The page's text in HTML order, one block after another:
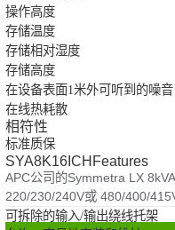
操作高度
存储温度
存储相对湿度
存储高度
在设备表面1米外可听到的噪音
在线热耗散
相符性
标准质保
SYA8K16ICHFeatures
APC公司的Symmetra LX
220/230/240V或 480/400/
可拆除的输入/输出绕线托架